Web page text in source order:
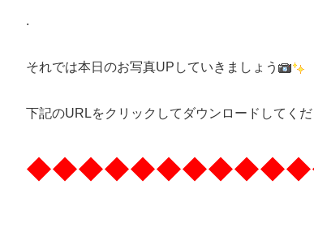
.
それでは本日のお写真UPしていきましょう
下記のURLをクリックしてダウンロードしてくだ